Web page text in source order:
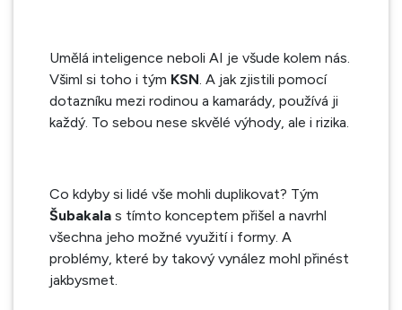
Umělá inteligence neboli AI je všude kolem nás.
Všiml si toho i tým KSN. A jak zjistili pomocí
dotazníku mezi rodinou a kamarády, používá ji
každý. To sebou nese skvělé výhody, ale i rizika.
Co kdyby si lidé vše mohli duplikovat? Tým
Šubakala s tímto konceptem přišel a navrhl
všechna jeho možné využití i formy. A
problémy, které by takový vynález mohl přinést
jakbysmet.